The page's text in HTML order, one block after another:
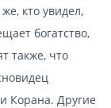
кто увидел,
богатство,
также, что
Корана. Другие